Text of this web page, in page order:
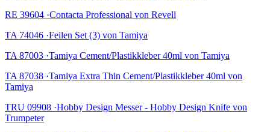
RE 39604 ·Contacta Professional von Revell
TA 74046 ·Feilen Set (3) von Tamiya
TA 87003 ·Tamiya Cement/Plastikkleber 40ml von Tamiya
TA 87038 ·Tamiya Extra Thin Cement/Plastikkleber 40ml von
Tamiya
TRU 09908 ·Hobby Design Messer - Hobby Design Knife von
Trumpeter